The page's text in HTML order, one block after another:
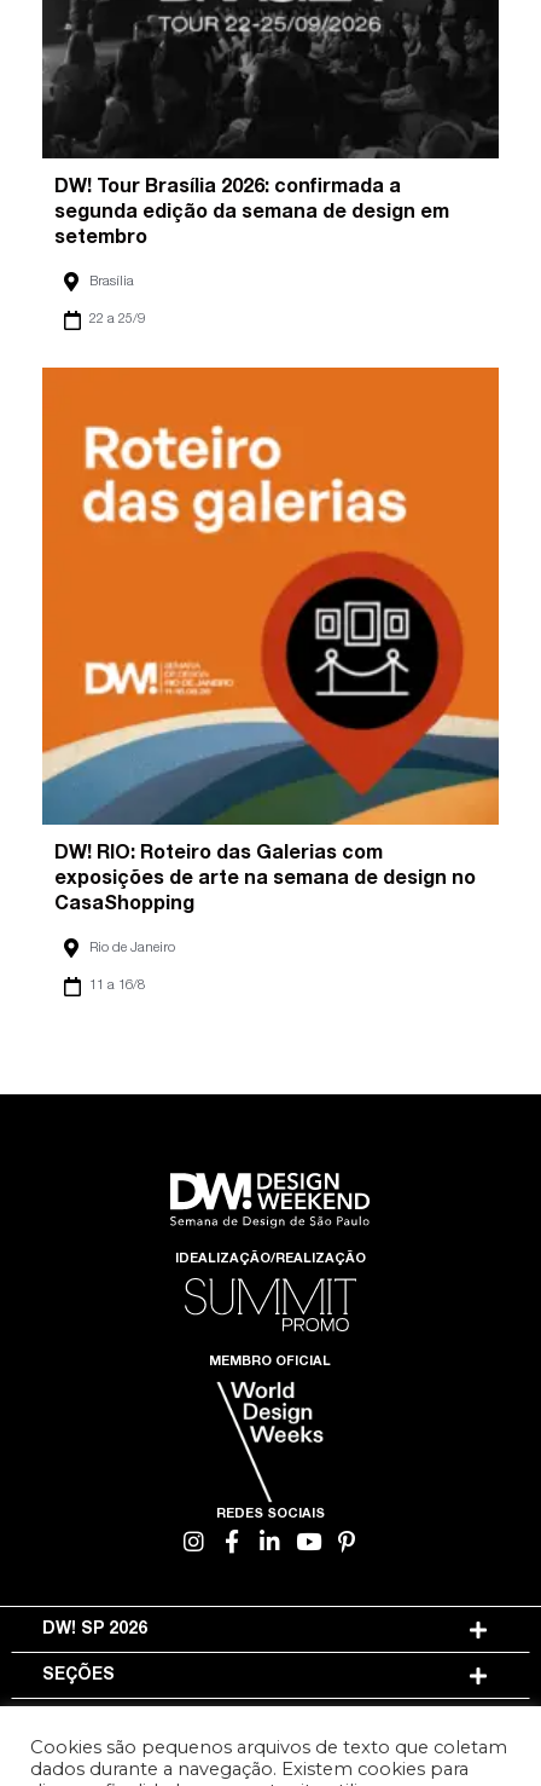
DW! Tour Brasília 2026: confirmada a
segunda edição da semana de design em
setembro
Brasília
22 a 25/9
DW! RIO: Roteiro das Galerias com
exposições de arte na semana de design no
CasaShopping
Rio de Janeiro
11 a 16/8
IDEALIZAÇÃO/REALIZAÇÃO
MEMBRO OFICIAL
REDES SOCIAIS
DW! SP 2026
SEÇÕES
Cookies são pequenos arquivos de texto que coletam
dados durante a navegação. Existem cookies para